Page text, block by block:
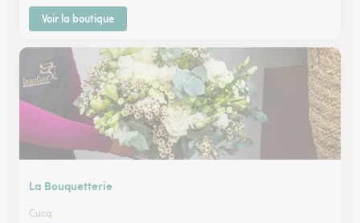
Voir la boutique
La Bouquetterie
Cucq